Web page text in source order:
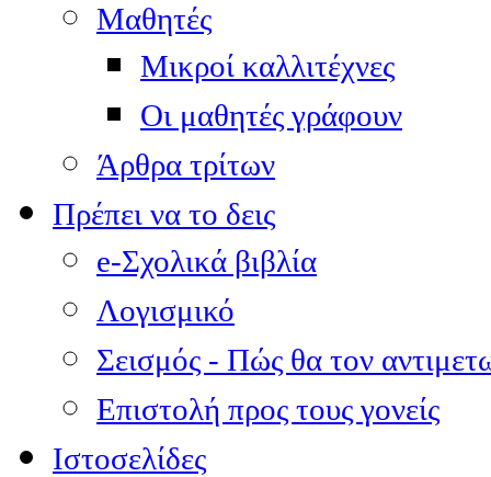
Μαθητές
Μικροί καλλιτέχνες
Οι μαθητές γράφουν
Άρθρα τρίτων
Πρέπει να το δεις
e-Σχολικά βιβλία
Λογισμικό
Σεισμός - Πώς θα τον
Επιστολή προς τους γονείς
Ιστοσελίδες